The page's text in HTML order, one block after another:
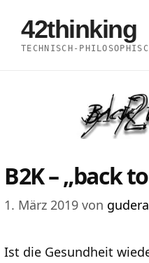
Inhalt
springen
42thinking
TECHNISCH-
B2K – „back
1. März 2019 von gudera
Ist die Gesundheit